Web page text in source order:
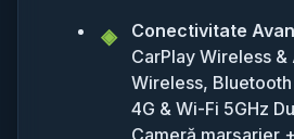
Conectivitate
CarPlay Wireless
Wireless,
4G & Wi-Fi 5GHz